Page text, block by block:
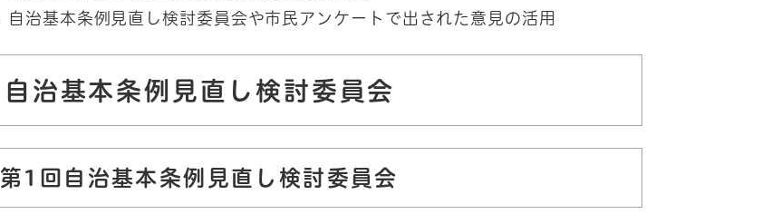
自治基本条例見直し検討委員会や市民アンケートで出された意見の活用
自治基本条例見直し検討委員会
第1回自治基本条例見直し検討委員会